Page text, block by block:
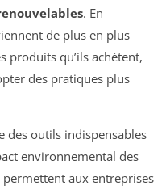
. En
de plus en plus
produits qu’ils achètent,
des pratiques plus
des outils indispensables
environnemental des
aux entreprises